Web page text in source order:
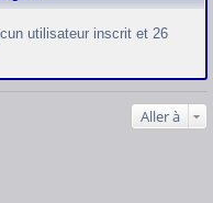
utilisateur inscrit et 26
Aller à